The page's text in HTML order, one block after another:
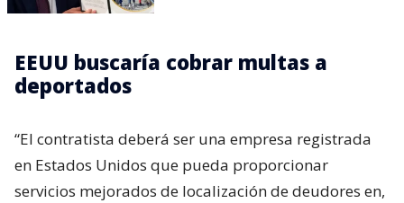
EEUU buscaría cobrar multas a
deportados
“El contratista deberá ser una empresa registrada
en Estados Unidos que pueda proporcionar
servicios mejorados de localización de deudores en,